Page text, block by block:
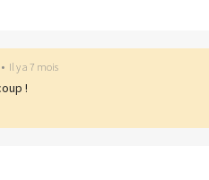
• Il y a 7 mois
!